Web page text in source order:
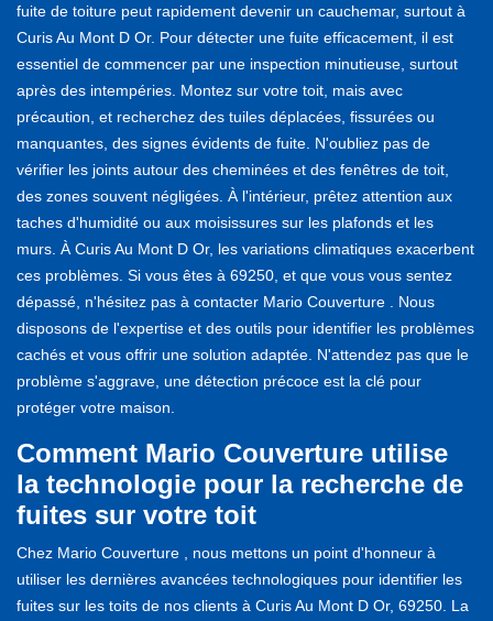
fuite de toiture peut rapidement devenir un cauchemar, surtout à
Curis Au Mont D Or. Pour détecter une fuite efficacement, il est
essentiel de commencer par une inspection minutieuse, surtout
après des intempéries. Montez sur votre toit, mais avec
précaution, et recherchez des tuiles déplacées, fissurées ou
manquantes, des signes évidents de fuite. N'oubliez pas de
vérifier les joints autour des cheminées et des fenêtres de toit,
des zones souvent négligées. À l'intérieur, prêtez attention aux
taches d'humidité ou aux moisissures sur les plafonds et les
murs. À Curis Au Mont D Or, les variations climatiques exacerbent
ces problèmes. Si vous êtes à 69250, et que vous vous sentez
dépassé, n'hésitez pas à contacter Mario Couverture . Nous
disposons de l'expertise et des outils pour identifier les problèmes
cachés et vous offrir une solution adaptée. N'attendez pas que le
problème s'aggrave, une détection précoce est la clé pour
protéger votre maison.
Comment Mario Couverture utilise
la technologie pour la recherche de
fuites sur votre toit
Chez Mario Couverture , nous mettons un point d'honneur à
utiliser les dernières avancées technologiques pour identifier les
fuites sur les toits de nos clients à Curis Au Mont D Or, 69250. La